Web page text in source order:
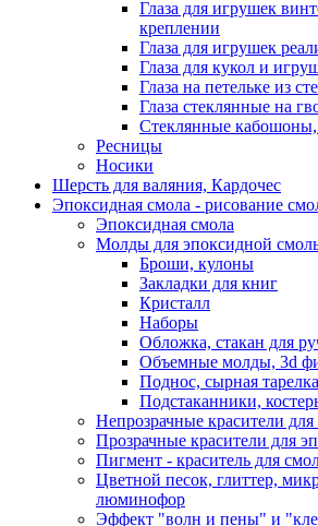
Глаза для игрушек
креплении
Глаза для игрушек
Глаза для кукол и
Глаза на петельке из
Глаза стеклянные на
Стеклянные кабошоны,
Ресницы
Носики
Шерсть для валяния, Кардочес
Эпоксидная смола - рисование
Эпоксидная смола
Молды для эпоксидной
Броши, кулоны
Закладки для книг
Кристалл
Наборы
Обложка, стакан для
Объемные молды, 3d
Поднос, сырная тарелка
Подстаканники,
Непрозрачные красители
Прозрачные красители для
Пигмент - краситель для
Цветной песок, глиттер,
люминофор
Эффект "волн и пены" и